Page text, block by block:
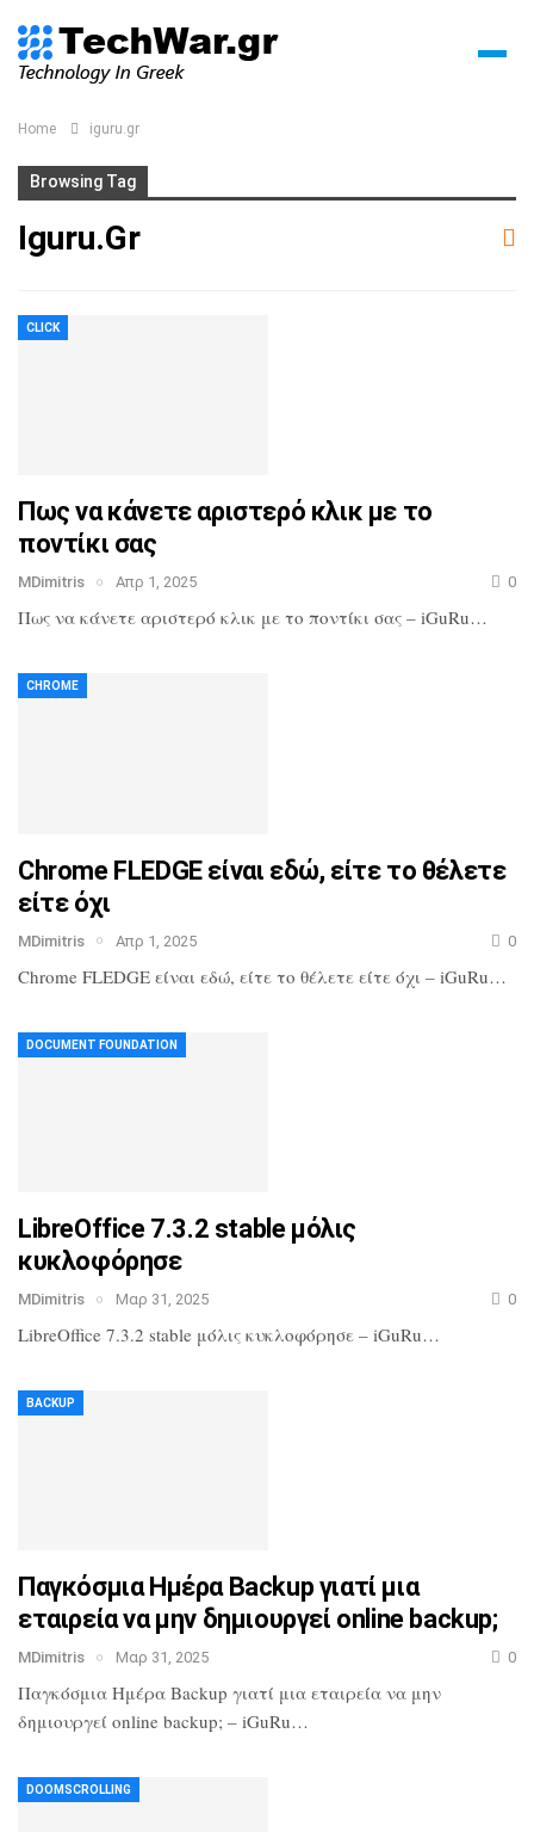
Home iguru.gr
Browsing Tag
Iguru.gr
CLICK
Πως να κάνετε αριστερό κλικ με το
ποντίκι σας
MDimitris Απρ 1, 2025 0
Πως να κάνετε αριστερό κλικ με το ποντίκι σας – iGuRu…
CHROME
Chrome FLEDGE είναι εδώ, είτε το θέλετε
είτε όχι
MDimitris Απρ 1, 2025 0
Chrome FLEDGE είναι εδώ, είτε το θέλετε είτε όχι – iGuRu…
DOCUMENT FOUNDATION
LibreOffice 7.3.2 stable μόλις
κυκλοφόρησε
MDimitris Μαρ 31, 2025 0
LibreOffice 7.3.2 stable μόλις κυκλοφόρησε – iGuRu…
BACKUP
Παγκόσμια Ημέρα Backup γιατί μια
εταιρεία να μην δημιουργεί online backup;
MDimitris Μαρ 31, 2025 0
Παγκόσμια Ημέρα Backup γιατί μια εταιρεία να μην
δημιουργεί online backup; – iGuRu…
DOOMSCROLLING